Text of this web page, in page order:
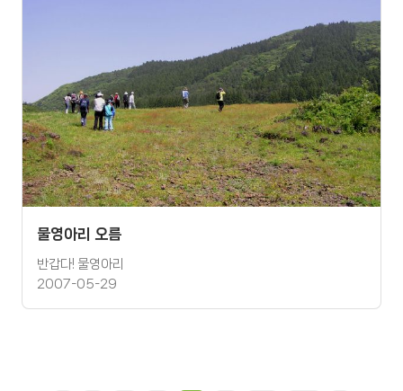
물영아리 오름
반갑다! 물영아리
2007-05-29